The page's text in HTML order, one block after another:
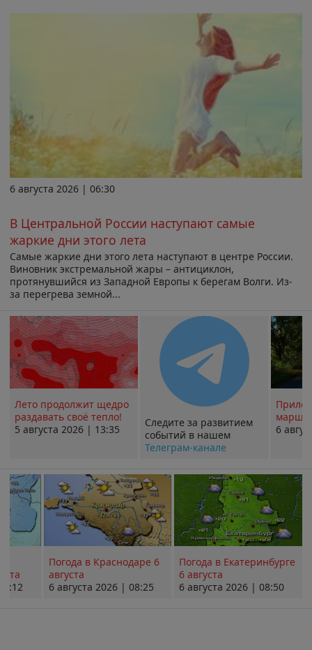
6 августа 2026 | 06:30
В Центральной России наступают самые
жаркие дни этого лета
Самые жаркие дни этого лета наступают в центре России.
Виновник экстремальной жары – антициклон,
протянувшийся из Западной Европы к берегам Волги. Из-
за перегрева земной...
Лето продолжит щедро
раздавать своё тепло!
5 августа 2026 | 13:35
Следите за развитием
событий в нашем
Телеграм-канале
6
Погода в Краснодаре 6
августа
6 августа 2026 | 08:25
Погода в Екатеринбурге
6 августа
6 августа 2026 | 08:50